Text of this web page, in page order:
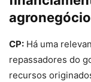
CP: Há uma
repassadores do
recursos